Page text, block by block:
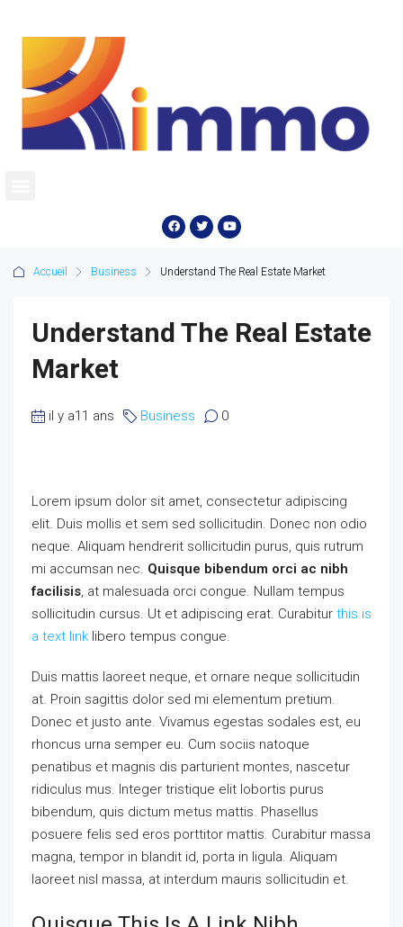
Accueil Business Understand The Real Estate Market
Understand The Real Estate
Market
il y a11 ans Business 0
Lorem ipsum dolor sit amet, consectetur adipiscing
elit. Duis mollis et sem sed sollicitudin. Donec non odio
neque. Aliquam hendrerit sollicitudin purus, quis rutrum
mi accumsan nec. Quisque bibendum orci ac nibh
facilisis, at malesuada orci congue. Nullam tempus
sollicitudin cursus. Ut et adipiscing erat. Curabitur this is
a text link libero tempus congue.
Duis mattis laoreet neque, et ornare neque sollicitudin
at. Proin sagittis dolor sed mi elementum pretium.
Donec et justo ante. Vivamus egestas sodales est, eu
rhoncus urna semper eu. Cum sociis natoque
penatibus et magnis dis parturient montes, nascetur
ridiculus mus. Integer tristique elit lobortis purus
bibendum, quis dictum metus mattis. Phasellus
posuere felis sed eros porttitor mattis. Curabitur massa
magna, tempor in blandit id, porta in ligula. Aliquam
laoreet nisl massa, at interdum mauris sollicitudin et.